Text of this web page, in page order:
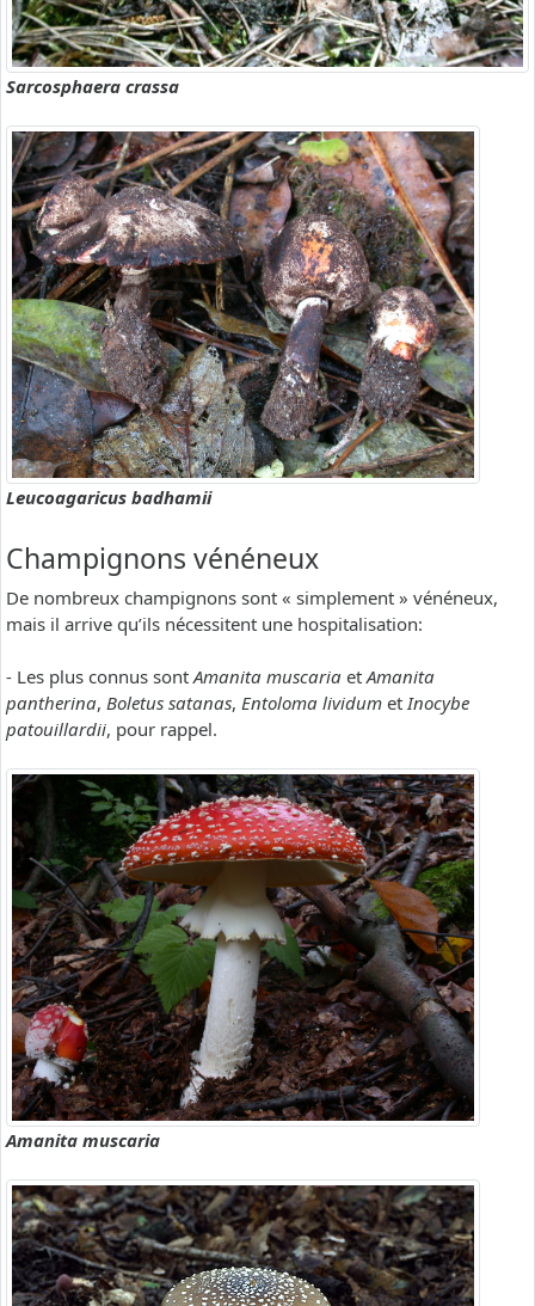
Sarcosphaera crassa
Leucoagaricus badhamii
Champignons vénéneux
De nombreux champignons sont « simplement » vénéneux,
mais il arrive qu’ils nécessitent une hospitalisation:
- Les plus connus sontAmanita muscaria etAmanita
pantherina, Boletus satanas, Entoloma lividum etInocybe
patouillardii, pour rappel.
Amanita muscaria